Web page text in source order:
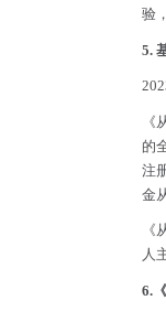
验
5.
《
的
注
金
《
人
6.